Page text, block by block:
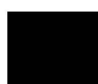
شبكة دولية